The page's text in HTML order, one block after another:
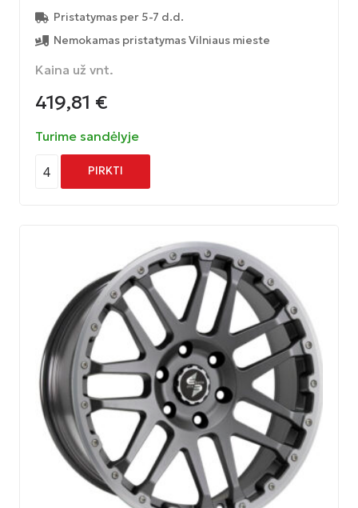
Pristatymas per 5-7 d.d.
Nemokamas pristatymas Vilniaus mieste
Kaina už vnt.
419,81 €
Turime sandėlyje
4 PIRKTI